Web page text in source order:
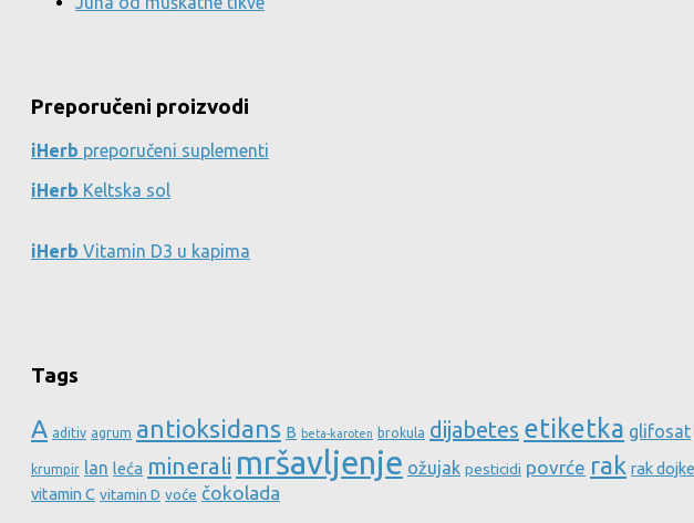
Preporučeni proizvodi
iHerb preporučeni suplementi
iHerb Keltska sol
iHerb Vitamin D3 u kapima
Tags
A aditiv agrum antioksidans B beta-karoten brokula dijabetes etiketka glifosat
krumpir lan leća minerali mršavljenje ožujak pesticidi povrće rak rak dojke
vitamin C vitamin D voće čokolada